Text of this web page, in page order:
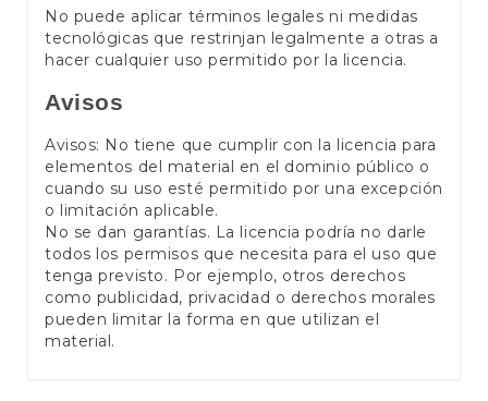
No puede aplicar términos legales ni medidas
tecnológicas que restrinjan legalmente a otras a
hacer cualquier uso permitido por la licencia.
Avisos
Avisos: No tiene que cumplir con la licencia para
elementos del material en el dominio público o
cuando su uso esté permitido por una excepción
o limitación aplicable.
No se dan garantías. La licencia podría no darle
todos los permisos que necesita para el uso que
tenga previsto. Por ejemplo, otros derechos
como publicidad, privacidad o derechos morales
pueden limitar la forma en que utilizan el
material.